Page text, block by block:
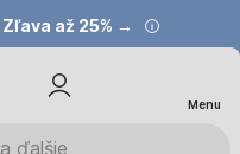
Zľava až 25% →
Menu